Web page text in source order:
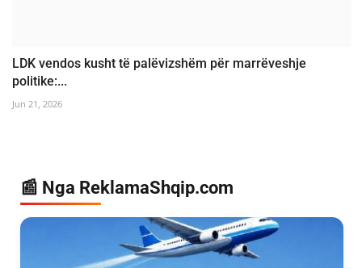
LDK vendos kusht të palëvizshëm për marrëveshje
politike:...
Jun 21, 2026
📰 Nga ReklamaShqip.com